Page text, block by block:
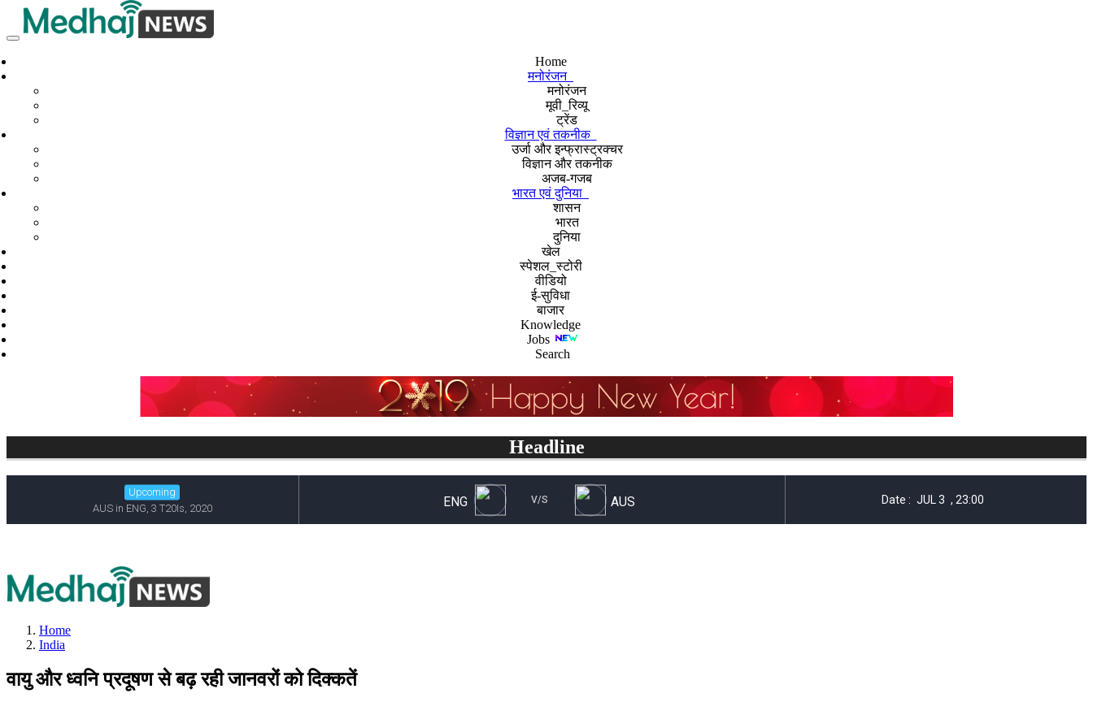
Home
मनोरंजन
मनोरंजन
मूवी_रिव्यू
ट्रेंड
विज्ञान एवं तकनीक
उर्जा और इन्फ्रास्ट्रक्चर
विज्ञान और तकनीक
अजब-गजब
भारत एवं दुनिया
शासन
भारत
दुनिया
खेल
स्पेशल_स्टोरी
वीडियो
ई-सुविधा
बाजार
Knowledge
Jobs
Search
Headline
Home
India
वायु और ध्वनि प्रदूषण से बढ़ रही जानवरों को दिक्कतें